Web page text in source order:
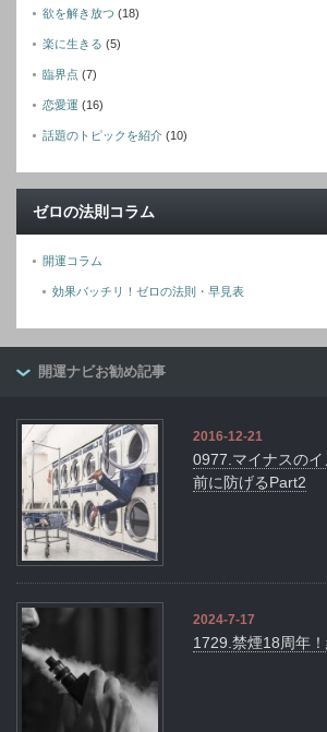
欲を解き放つ (18)
楽に生きる (5)
臨界点 (7)
恋愛運 (16)
話題のトピックを紹介 (10)
ゼロの法則コラム
開運コラム
効果バッチリ！ゼロの法則・早見表
開運ナビお勧め記事
2016-12-21
0977.マイナスの
前に防げるPart2
2024-7-17
1729.禁煙18周年